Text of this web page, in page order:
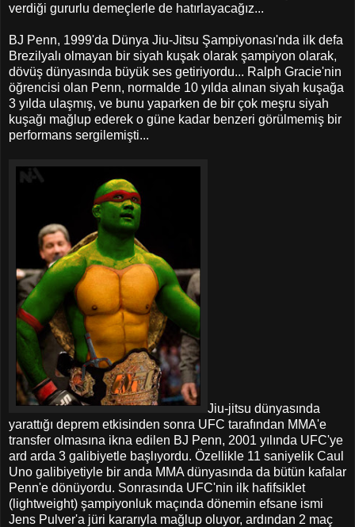
verdiği gururlu demeçlerle de hatırlayacağız...
BJ Penn, 1999'da Dünya Jiu-Jitsu Şampiyonası'nda ilk defa
Brezilyalı olmayan bir siyah kuşak olarak şampiyon olarak,
dövüş dünyasında büyük ses getiriyordu... Ralph Gracie'nin
öğrencisi olan Penn, normalde 10 yılda alınan siyah kuşağa
3 yılda ulaşmış, ve bunu yaparken de bir çok meşru siyah
kuşağı mağlup ederek o güne kadar benzeri görülmemiş bir
performans sergilemişti...
Jiu-jitsu dünyasında
yarattığı deprem etkisinden sonra UFC tarafından MMA'e
transfer olmasına ikna edilen BJ Penn, 2001 yılında UFC'ye
ard arda 3 galibiyetle başlıyordu. Özellikle 11 saniyelik Caul
Uno galibiyetiyle bir anda MMA dünyasında da bütün kafalar
Penn'e dönüyordu. Sonrasında UFC'nin ilk hafifsiklet
(lightweight) şampiyonluk maçında dönemin efsane ismi
Jens Pulver'a jüri kararıyla mağlup oluyor, ardından 2 maç